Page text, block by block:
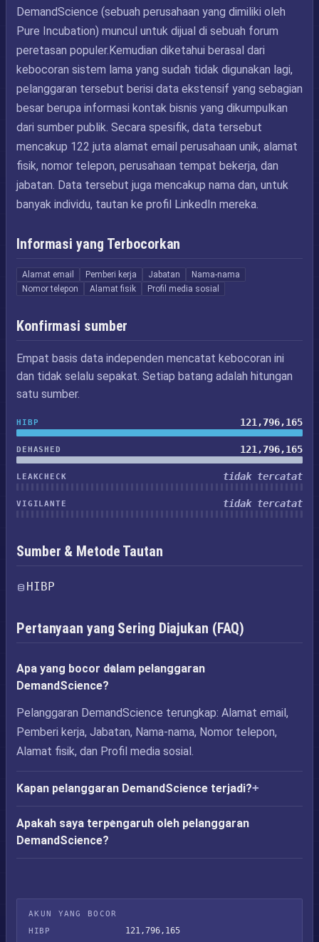
DemandScience (sebuah perusahaan yang dimiliki oleh
Pure Incubation) muncul untuk dijual di sebuah forum
peretasan populer.Kemudian diketahui berasal dari
kebocoran sistem lama yang sudah tidak digunakan lagi,
pelanggaran tersebut berisi data ekstensif yang sebagian
besar berupa informasi kontak bisnis yang dikumpulkan
dari sumber publik. Secara spesifik, data tersebut
mencakup 122 juta alamat email perusahaan unik, alamat
fisik, nomor telepon, perusahaan tempat bekerja, dan
jabatan. Data tersebut juga mencakup nama dan, untuk
banyak individu, tautan ke profil LinkedIn mereka.
Informasi yang Terbocorkan
Alamat email Pemberi kerja Jabatan
Nama-nama
Nomor telepon
Alamat fisik Profil media sosial
Konfirmasi sumber
Empat basis data independen mencatat kebocoran ini
dan tidak selalu sepakat. Setiap batang adalah hitungan
satu sumber.
HIBP 121,796,165
DEHASHED 121,796,165
LEAKCHECK tidak tercatat
VIGILANTE tidak tercatat
Sumber & Metode Tautan
HIBP
Pertanyaan yang Sering Diajukan (FAQ)
Apa yang bocor dalam pelanggaran
DemandScience?
Pelanggaran DemandScience terungkap: Alamat email,
Pemberi kerja, Jabatan, Nama-nama, Nomor telepon,
Alamat fisik, dan Profil media sosial.
Kapan pelanggaran DemandScience terjadi?
Apakah saya terpengaruh oleh pelanggaran
DemandScience?
AKUN YANG BOCOR
HIBP
121,796,165